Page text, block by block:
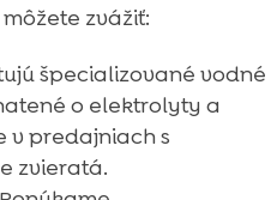
zvážiť:
špecializované vodné
o elektrolyty a
v predajniach s
zvieratá.